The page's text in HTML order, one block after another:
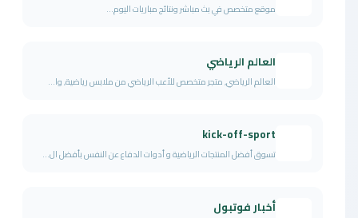
موقع متخصص في بث مباشر ونتائج مباريات اليوم...
العالم الرياضي
العالم الرياضي, متجر متخصص للأعب الرياضي من ملابس رياضية, وا...
kick-off-sport
تسوق أفضل المنتجات الرياضية و أدوات الدفاع عن النفس بأفضل ال...
أخبار فوتبول